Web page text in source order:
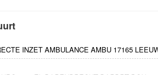
INZET AMBULANCE AMBU 17165